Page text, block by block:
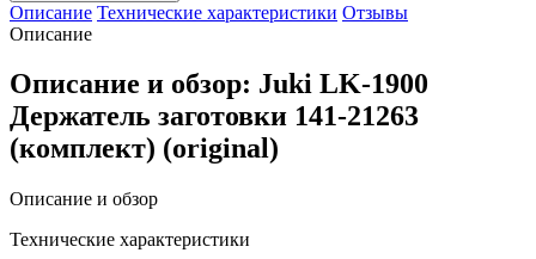
Описание Технические характеристики Отзывы
Описание
Описание и обзор: Juki LK-1900
Держатель заготовки 141-21263
(комплект) (original)
Описание и обзор
Технические характеристики